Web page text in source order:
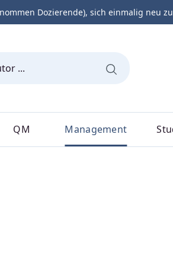
Dozierende), sich einmalig neu
QM Management